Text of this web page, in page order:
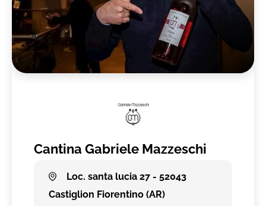
Cantina Gabriele Mazzeschi
Loc. santa lucia 27 - 52043
Castiglion Fiorentino (AR)